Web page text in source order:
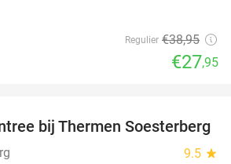
Regulier €38,95
€27,95
29%
bij Thermen Soesterberg
9.5 star